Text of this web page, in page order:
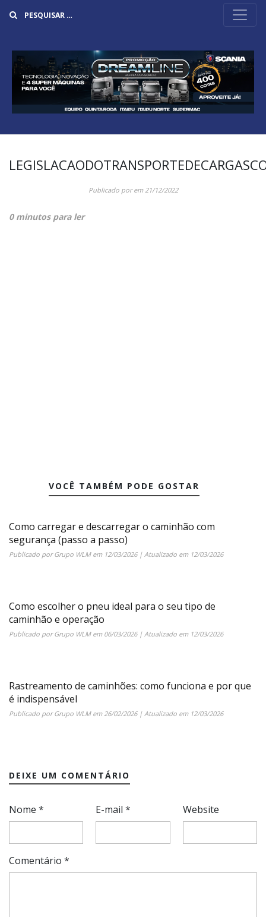
Publicado porem21/12/2022
0 minutos para ler
VOCÊ TAMBÉM PODE GOSTAR
Como carregar e descarregar o caminhão com
segurança (passo a passo)
Publicado porGrupo WLMem 12/03/2026| Atualizado em 12/03/2026
Como escolher o pneu ideal para o seu tipo de
caminhão e operação
Publicado porGrupo WLMem 06/03/2026| Atualizado em 12/03/2026
Rastreamento de caminhões: como funciona e por que
é indispensável
Publicado porGrupo WLMem26/02/2026| Atualizado em 12/03/2026
DEIXE UM COMENTÁRIO
Nome * E-mail* Website
Comentário *